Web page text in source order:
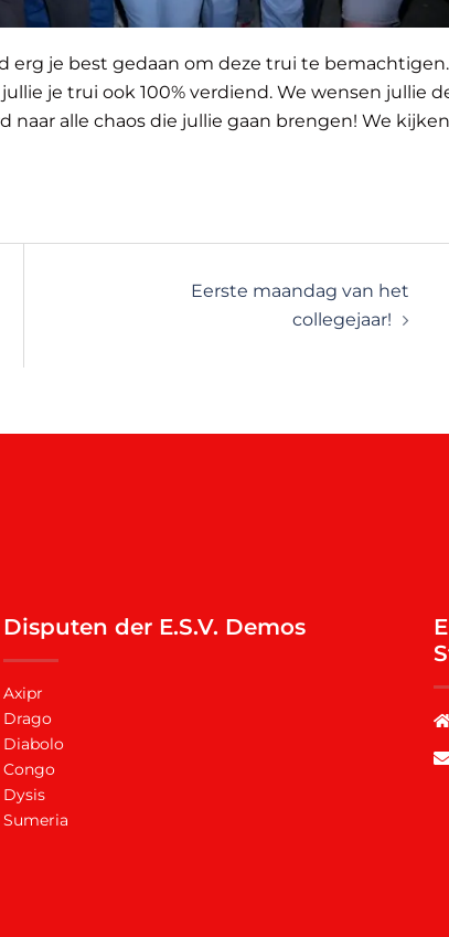
erg je best gedaan om deze trui te bemachtigen.
je trui ook 100% verdiend. We wensen jullie
alle chaos die jullie gaan brengen! We kijken
Eerste maandag van het
collegejaar!
Disputen der E.S.V. Demos
Axipr
Drago
Diabolo
Congo
Dysis
Sumeria